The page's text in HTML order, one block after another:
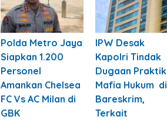
Polda Metro Jaya
Siapkan 1.200
Personel
Amankan Chelsea
FC Vs AC Milan di
GBK
IPW Desak
Kapolri Tindak
Dugaan Praktik
Mafia Hukum di
Bareskrim,
Terkait